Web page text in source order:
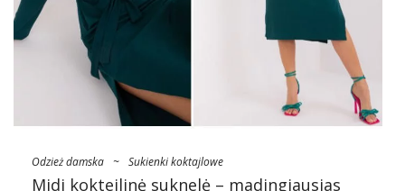
Odzież damska ~ Sukienki koktajlowe
Midi kokteilinė suknelė – madingiausias